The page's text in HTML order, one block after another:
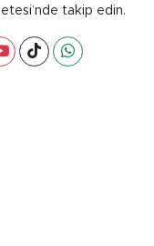
takip edin.